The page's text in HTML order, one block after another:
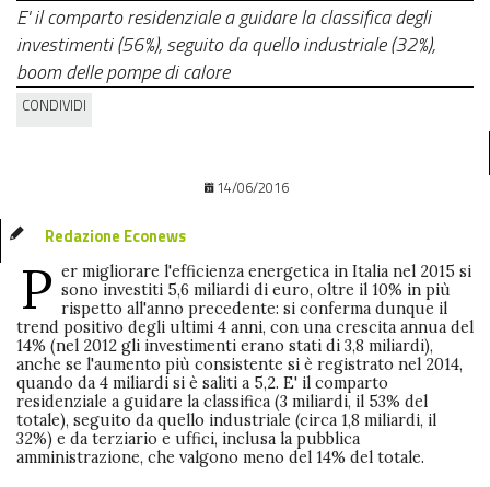
E' il comparto residenziale a guidare la classifica degli
investimenti (56%), seguito da quello industriale (32%),
boom delle pompe di calore
CONDIVIDI
14/06/2016
Redazione Econews
P er migliorare l'efficienza energetica in Italia nel 2015 si
sono investiti 5,6 miliardi di euro, oltre il 10% in più
rispetto all'anno precedente: si conferma dunque il
trend positivo degli ultimi 4 anni, con una crescita annua del
14% (nel 2012 gli investimenti erano stati di 3,8 miliardi),
anche se l'aumento più consistente si è registrato nel 2014,
quando da 4 miliardi si è saliti a 5,2. E' il comparto
residenziale a guidare la classifica (3 miliardi, il 53% del
totale), seguito da quello industriale (circa 1,8 miliardi, il
32%) e da terziario e uffici, inclusa la pubblica
amministrazione, che valgono meno del 14% del totale.